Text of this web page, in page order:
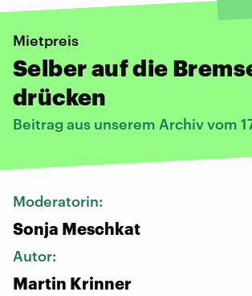
Mietpreis
Selber auf die
drücken
Beitrag aus unserem Archiv vom
Moderatorin:
Sonja Meschkat
Autor:
Martin Krinner